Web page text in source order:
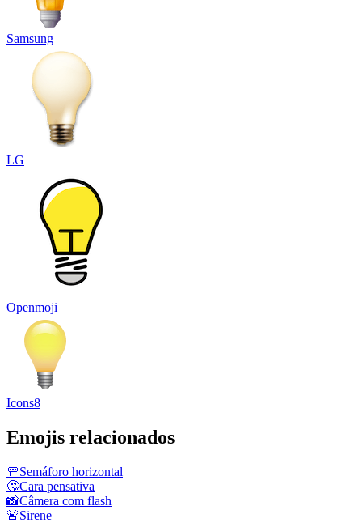
Samsung
LG
Openmoji
Icons8
Emojis relacionados
🚥Semáforo horizontal
🤔Cara pensativa
📸Câmera com flash
🚨Sirene